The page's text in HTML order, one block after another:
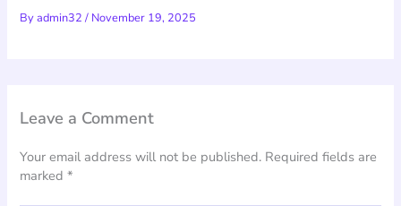
Byadmin32/ November 19, 2025
Leave a Comment
Your email address will not be published. Required fields are
marked*